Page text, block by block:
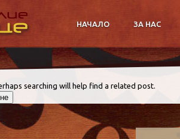
НАЧАЛО ЗА НАС
searching will help find a related post.